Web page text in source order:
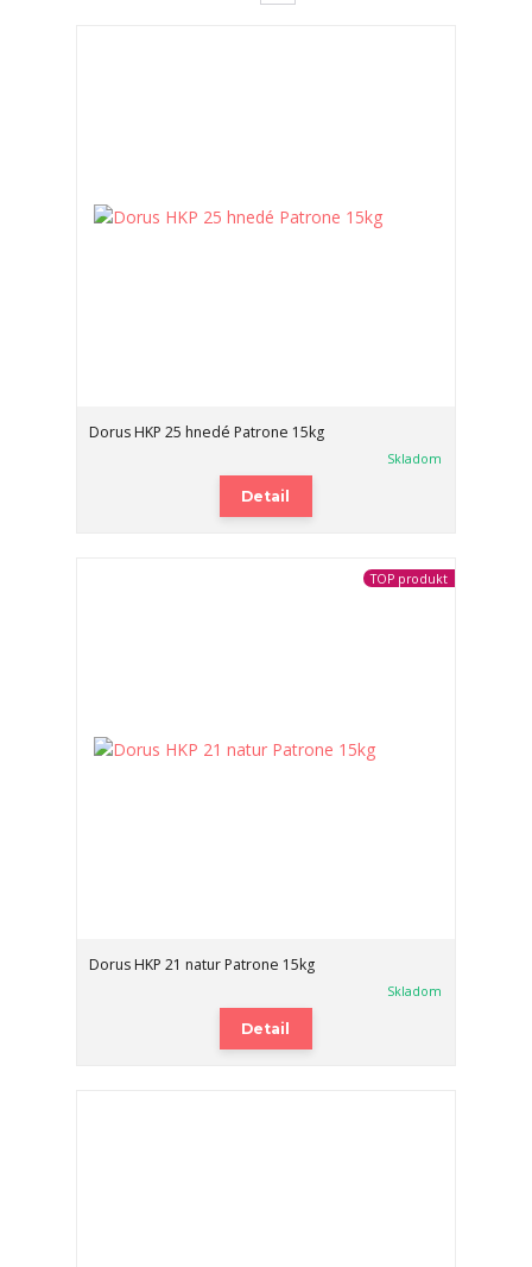
Dorus HKP 25 hnedé Patrone 15kg
Skladom
Detail
TOP produkt
Dorus HKP 21 natur Patrone 15kg
Skladom
Detail